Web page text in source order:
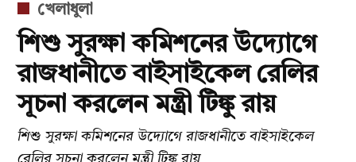
POSTED
খেলাধুলা
শিশু সুরক্ষা কমিশনের উদ্যোগে
রাজধানীতে বাইসাইকেল রেলির
সূচনা করলেন মন্ত্রী টিঙ্কু রায়
শিশু সুরক্ষা কমিশনের উদ্যোগে রাজধানীতে বাইসাইকেল
রেলির সূচনা করলেন মন্ত্রী টিঙ্কু রায়